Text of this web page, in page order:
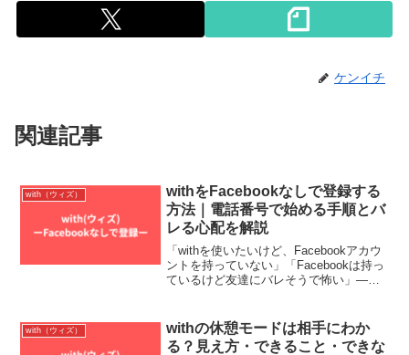
ケンイチ
関連記事
with（ウィズ）
withをFacebookなしで登録する
方法｜電話番号で始める手順とバ
レる心配を解説
「withを使いたいけど、Facebookアカウ
ントを持っていない」「Facebookは持っ
ているけど友達にバレそうで怖い」——
がなくても登録できます。電...
with（ウィズ）
withの休憩モードは相手にわか
る？見え方・できること・できな